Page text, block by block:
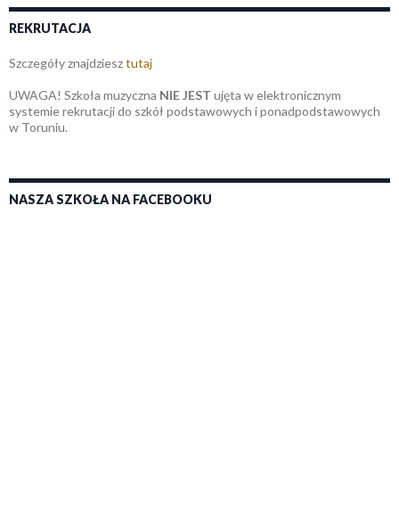
REKRUTACJA
Szczegóły znajdziesztutaj
UWAGA! Szkoła muzyczna NIE JEST ujęta w elektronicznym
systemie rekrutacji do szkół podstawowych i ponadpodstawowych
w Toruniu.
NASZA SZKOŁA NA FACEBOOKU